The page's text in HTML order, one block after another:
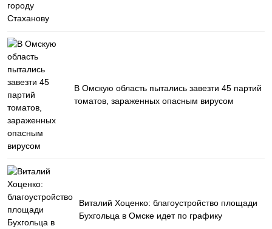
В Омскую область пытались завезти 45 партий
томатов, зараженных опасным вирусом
Виталий Хоценко: благоустройство площади
Бухгольца в Омске идет по графику